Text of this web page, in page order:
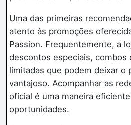
Uma das primeiras
atento às promoções
Passion. Frequentemente, a
descontos especiais, combos
limitadas que podem deixar o
vantajoso. Acompanhar as
oficial é uma maneira
oportunidades.